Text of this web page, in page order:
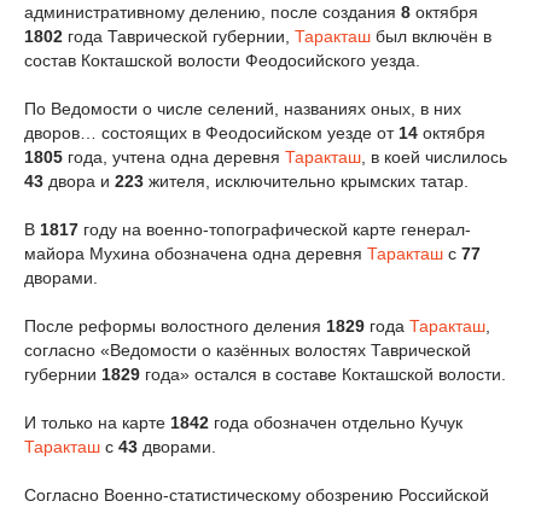
административному делению, после создания 8 октября
1802 года Таврической губернии, Таракташ был включён в
состав Кокташской волости Феодосийского уезда.
По Ведомости о числе селений, названиях оных, в них
дворов… состоящих в Феодосийском уезде от 14 октября
1805 года, учтена одна деревня Таракташ , в коей числилось
43 двора и 223 жителя, исключительно крымских татар.
В 1817 году на военно-топографической карте генерал-
майора Мухина обозначена одна деревня Таракташ с 77
дворами.
После реформы волостного деления 1829 года Таракташ
согласно «Ведомости о казённых волостях Таврической
губернии 1829 года» остался в составе Кокташской волости.
И только на карте 1842 года обозначен отдельно Кучук
Таракташ с 43 дворами.
Согласно Военно-статистическому обозрению Российской